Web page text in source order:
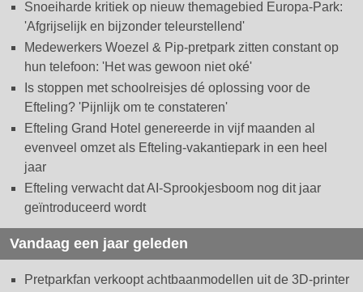
Snoeiharde kritiek op nieuw themagebied Europa-Park:
'Afgrijselijk en bijzonder teleurstellend'
Medewerkers Woezel & Pip-pretpark zitten constant op
hun telefoon: 'Het was gewoon niet oké'
Is stoppen met schoolreisjes dé oplossing voor de
Efteling? 'Pijnlijk om te constateren'
Efteling Grand Hotel genereerde in vijf maanden al
evenveel omzet als Efteling-vakantiepark in een heel
jaar
Efteling verwacht dat AI-Sprookjesboom nog dit jaar
geïntroduceerd wordt
Vandaag een jaar geleden
Pretparkfan verkoopt achtbaanmodellen uit de 3D-printer